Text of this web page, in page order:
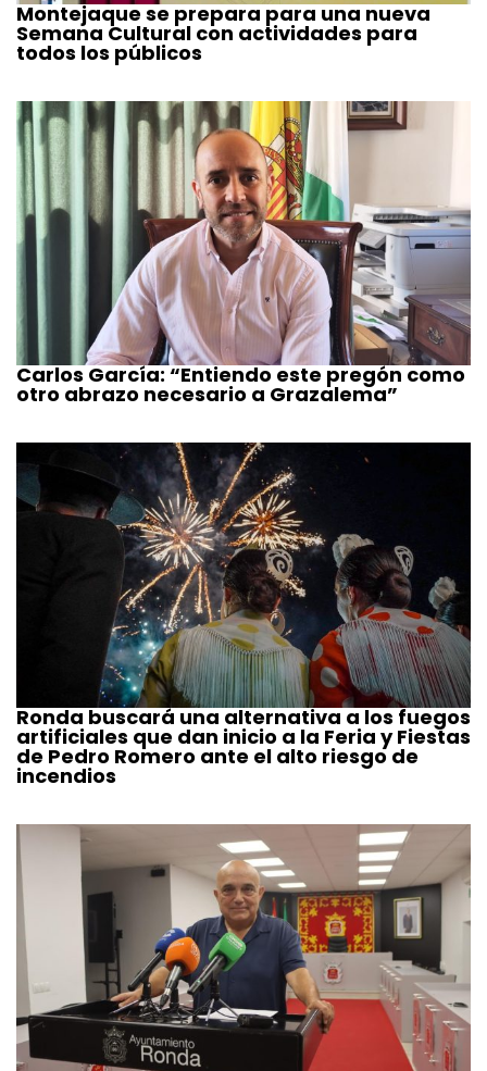
Montejaque se prepara para una nueva
Semana Cultural con actividades para
todos los públicos
Carlos García: “Entiendo este pregón como
otro abrazo necesario a Grazalema”
Ronda buscará una alternativa a los fuegos
artificiales que dan inicio a la Feria y Fiestas
de Pedro Romero ante el alto riesgo de
incendios